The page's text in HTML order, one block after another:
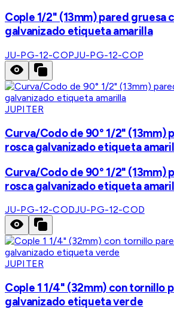
Cople 1/2" (13mm) pared gruesa
galvanizado etiqueta amarilla
JU-PG-12-COPJU-PG-12-COP
JUPITER
Curva/Codo de 90° 1/2" (13mm)
rosca galvanizado etiqueta
Curva/Codo de 90° 1/2" (13mm)
rosca galvanizado etiqueta
JU-PG-12-CODJU-PG-12-COD
JUPITER
Cople 1 1/4" (32mm) con tornillo
galvanizado etiqueta verde